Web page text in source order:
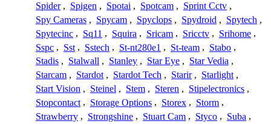
Spider , Spigen , Spotai , Spotcam , Sprint Cctv ,
Spy Cameras , Spycam , Spyclops , Spydroid , Spytech ,
Spytecinc , Sq11 , Squira , Sricam , Sricctv , Srihome ,
Sspc , Sst , Sstech , St-nt280e1 , St-team , Stabo ,
Stadis , Stalwall , Stanley , Star Eye , Star Vedia ,
Starcam , Stardot , Stardot Tech , Starir , Starlight ,
Start Vision , Steinel , Stem , Steren , Stipelectronics ,
Stopcontact , Storage Options , Storex , Storm ,
Strawberry , Strongshine , Stuart Cam , Styco , Suba ,